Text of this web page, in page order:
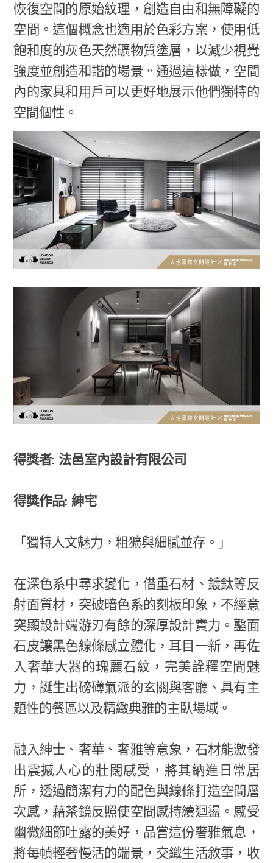
恢復空間的原始紋理，創造自由和無障礙的
空間。這個概念也適用於色彩方案，使用低
飽和度的灰色天然礦物質塗層，以減少視覺
強度並創造和諧的場景。通過這樣做，空間
內的家具和用戶可以更好地展示他們獨特的
空間個性。
得獎者: 法邑室內設計有限公司
得獎作品: 紳宅
「獨特人文魅力，粗獷與細膩並存。」
在深色系中尋求變化，借重石材、鍍鈦等反
射面質材，突破暗色系的刻板印象，不經意
突顯設計端游刃有餘的深厚設計實力。鑿面
石皮讓黑色線條感立體化，耳目一新，再佐
入奢華大器的瑰麗石紋，完美詮釋空間魅
力，誕生出磅礡氣派的玄關與客廳、具有主
題性的餐區以及精緻典雅的主臥場域。
融入紳士、奢華、奢雅等意象，石材能激發
出震撼人心的壯闊感受，將其納進日常居
所，透過簡潔有力的配色與線條打造空間層
次感，藉茶鏡反照使空間感持續迴盪。感受
幽微細節吐露的美好，品嘗這份奢雅氣息，
將每幀輕奢慢活的端景，交織生活敘事，收